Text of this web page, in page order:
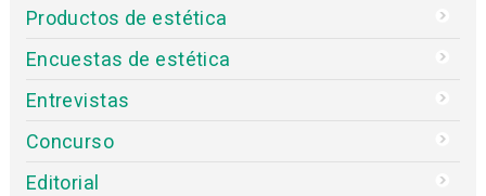
Productos de estética
Encuestas de estética
Entrevistas
Concurso
Editorial